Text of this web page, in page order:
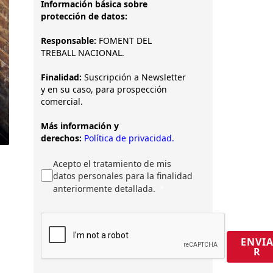
Información básica sobre
protección de datos:
Responsable: FOMENT DEL
TREBALL NACIONAL.
Finalidad: Suscripción a Newsletter
y en su caso, para prospección
comercial.
Más información y
derechos: Política de privacidad.
Acepto el tratamiento de mis
datos personales para la finalidad
anteriormente detallada.
ENVIA
R